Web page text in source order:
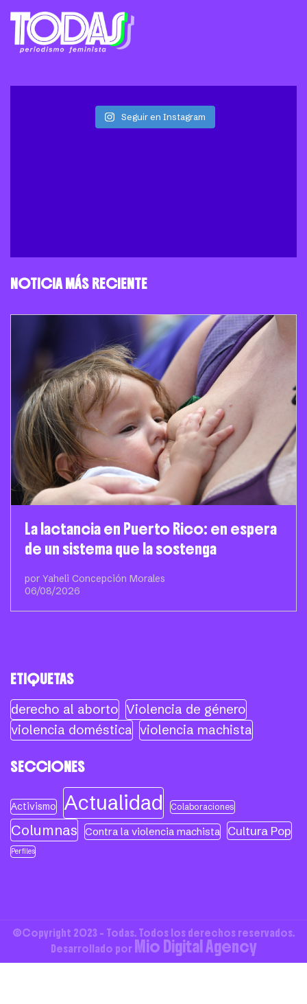
Seguir en Instagram
NOTICIA MÁS RECIENTE
La lactancia en Puerto Rico: en espera
de un sistema que la sostenga
por Yaheli Concepción Morales
06/08/2026
ETIQUETAS
derecho al aborto Violencia de género
violencia doméstica violencia machista
SECCIONES
Activismo Actualidad Colaboraciones
Columnas Contra la violencia machista Cultura Pop
Perfiles
©Copyright 2023 - Todas. Todos los derechos reservados.
Desarrollado por Mio Digital Agency